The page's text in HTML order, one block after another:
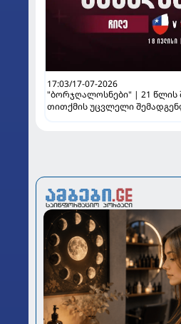
17:03/17-07-2026
"ბორჯღალოსნები" | 21 წლის
თითქმის უცვლელი